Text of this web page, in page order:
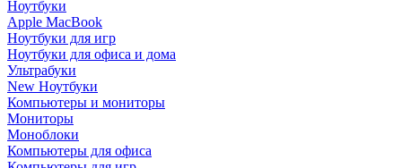
Ноутбуки
Apple MacBook
Ноутбуки для игр
Ноутбуки для офиса и дома
Ультрабуки
New Ноутбуки
Компьютеры и мониторы
Мониторы
Моноблоки
Компьютеры для офиса